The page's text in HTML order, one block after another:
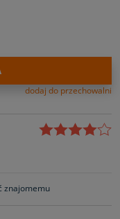
dodaj do przechowalni
znajomemu